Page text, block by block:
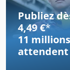
Publiez
4,49 €*
11
attendent